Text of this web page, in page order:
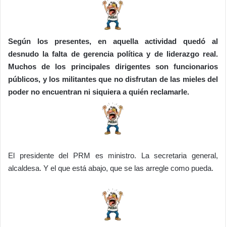
Según los presentes, en aquella actividad quedó al
desnudo la falta de gerencia política y de liderazgo real.
Muchos de los principales dirigentes son funcionarios
públicos, y los militantes que no disfrutan de las mieles del
poder no encuentran ni siquiera a quién reclamarle.
El presidente del PRM es ministro. La secretaria general,
alcaldesa. Y el que está abajo, que se las arregle como pueda.